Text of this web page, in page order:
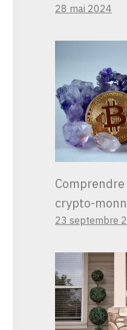
28 mai 2024
crypto-
23 septembre